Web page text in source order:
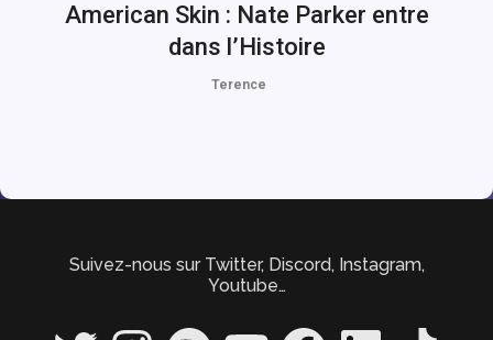
American Skin : Nate Parker entre
dans l’Histoire
Terence
Suivez-nous sur Twitter, Discord, Instagram,
Youtube…
Twitter InstagramSpotify YouTube FacebookLinkedIn TikTok